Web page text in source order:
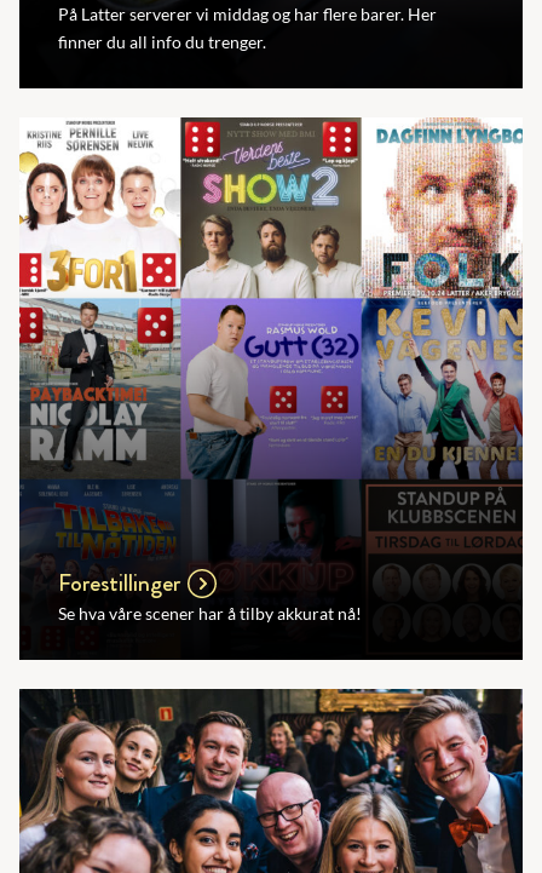
På Latter serverer vi middag og har flere barer. Her
finner du all info du trenger.
Forestillinger
Se hva våre scener har å tilby akkurat nå!